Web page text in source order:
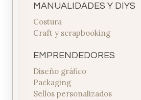
MANUALIDADES Y DIYS
Costura
Craft y scrapbooking
EMPRENDEDORES
Diseño gráfico
Packaging
Sellos personalizados